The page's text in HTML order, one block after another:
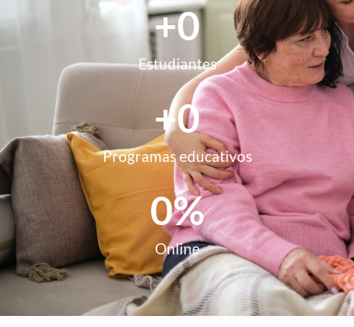
Estudiantes
+0
Programas educativos
+0
Online
0%